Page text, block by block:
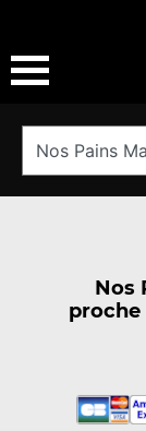
Nos
proche